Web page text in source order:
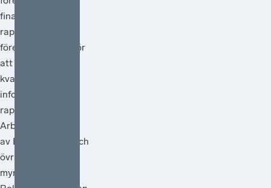
finansiella
rapportering och
föreslå åtgärder för
att förstärka
kvaliteten i den
information som
rapporteras.
Arbetet ska ledas
av Bolagsverket och
övriga deltagande
myndigheter är